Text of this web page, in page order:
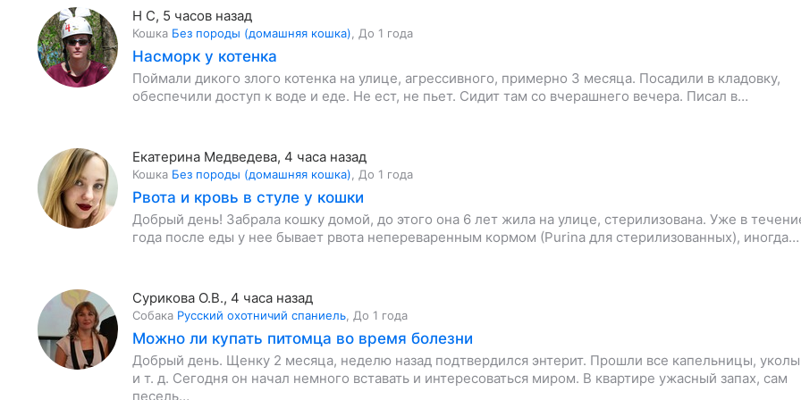
Н С, 5 часов назад
Кошка Без породы (домашняя кошка) До 1 года
Насморк у котенка
Поймали дикого злого котенка на улице, агрессивного, примерно 3 месяца. Посадили в кладовку,
обеспечили доступ к воде и еде. Не ест, не пьет. Сидит там со вчерашнего вечера. Писал в…
Екатерина Медведева, 4 часа назад
Кошка Без породы (домашняя кошка) До 1 года
Рвота и кровь в стуле у кошки
Добрый день! Забрала кошку домой, до этого она 6 лет жила на улице, стерилизована. Уже в
года после еды у нее бывает рвота непереваренным кормом (Purina для стерилизованных), иногда…
Сурикова О.В., 4 часа назад
Собака Русский охотничий спаниель До 1 года
Можно ли купать питомца во время болезни
Добрый день. Щенку 2 месяца, неделю назад подтвердился энтерит. Прошли все капельницы, уколы
и т. д. Сегодня он начал немного вставать и интересоваться миром. В квартире ужасный запах, сам
песель…